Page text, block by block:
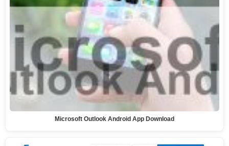
Microsoft Outlook Android App Download